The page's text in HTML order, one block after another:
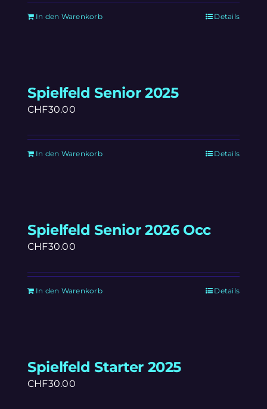
In den Warenkorb Details
Spielfeld Senior 2025
CHF30.00
In den Warenkorb Details
Spielfeld Senior 2026 Occ
CHF30.00
In den Warenkorb Details
Spielfeld Starter 2025
CHF30.00